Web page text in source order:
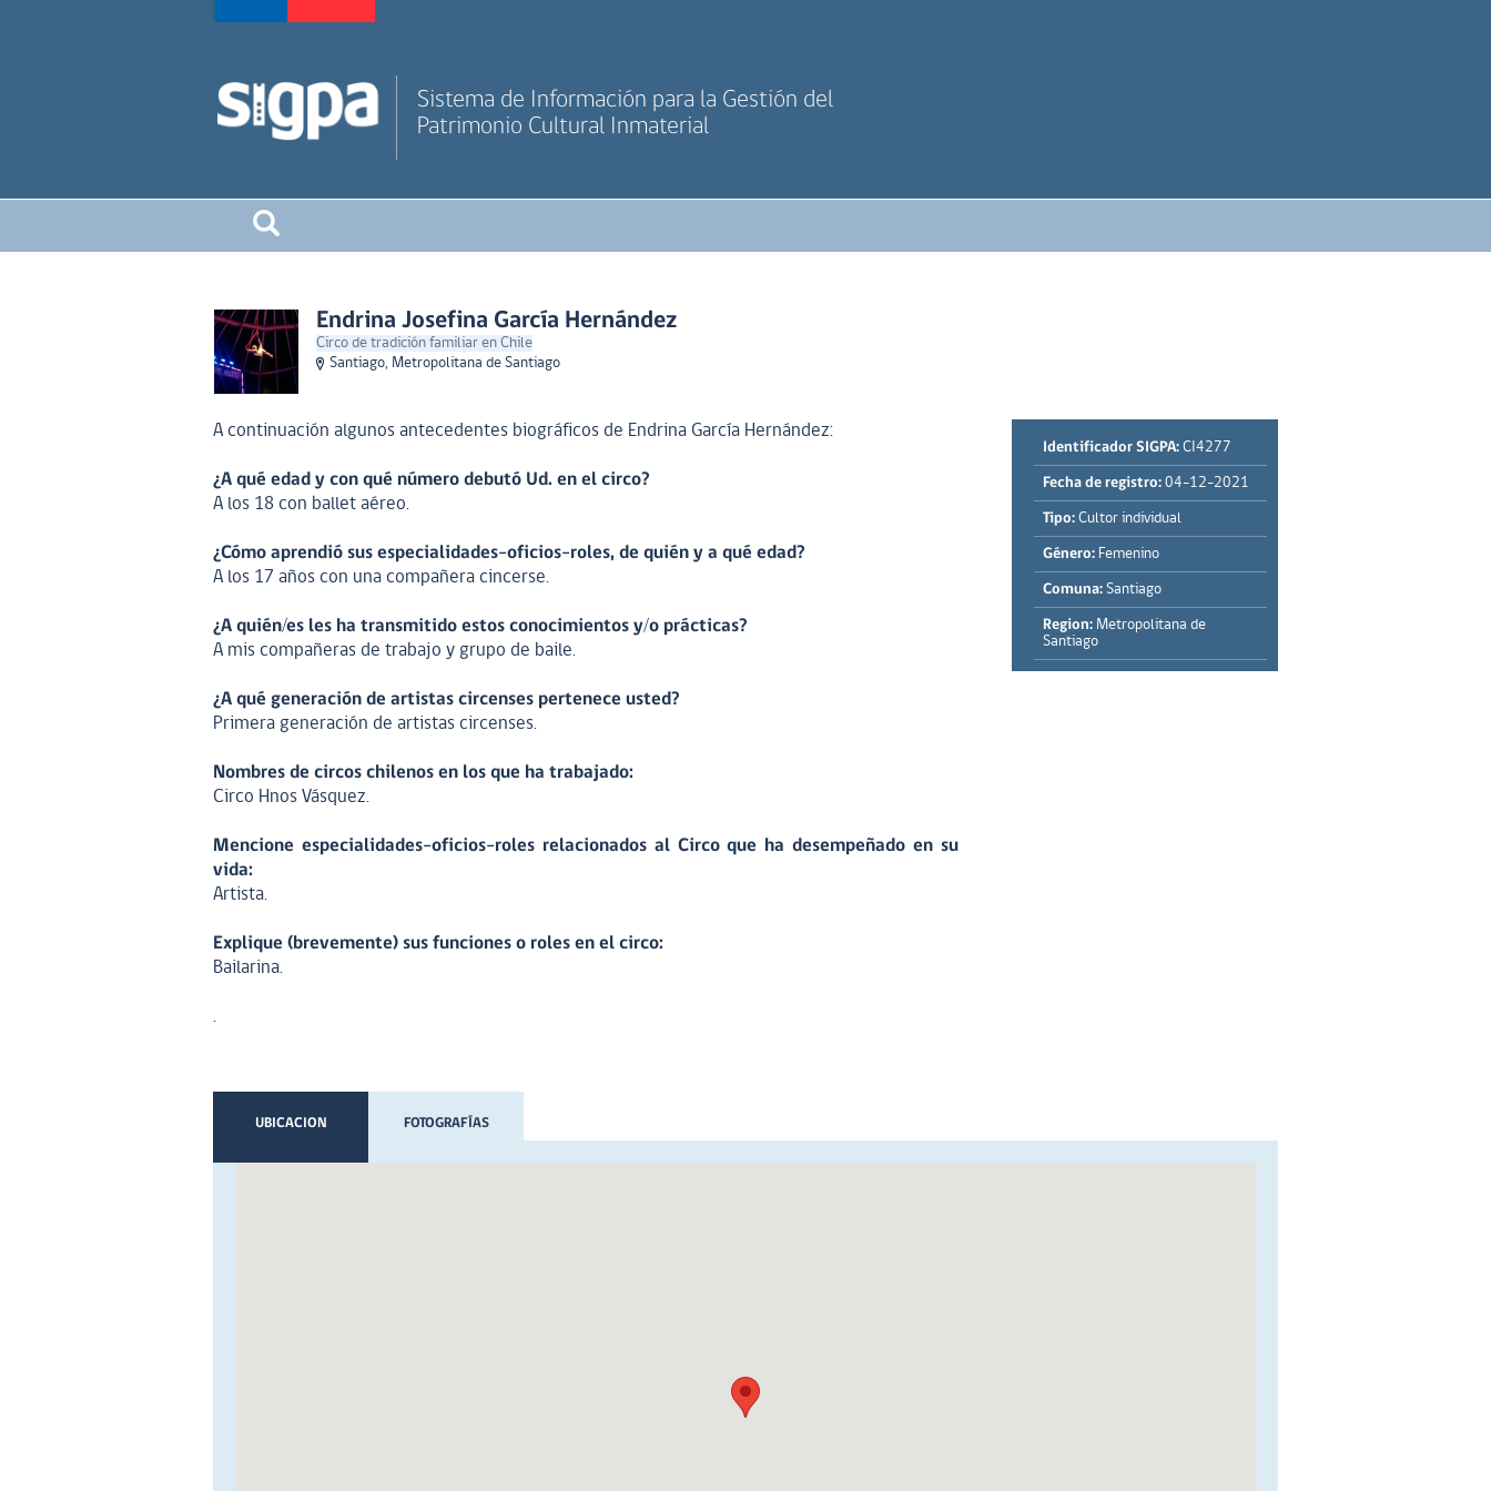
Sistema de Información para la Gestión del
Patrimonio Cultural Inmaterial
Endrina Josefina García Hernández
Circo de tradición familiar en Chile
Santiago, Metropolitana de Santiago
A continuación algunos antecedentes biográficos de Endrina García Hernández:
¿A qué edad y con qué número debutó Ud. en el circo?
A los 18 con ballet aéreo.
¿Cómo aprendió sus especialidades-oficios-roles, de quién y a qué edad?
A los 17 años con una compañera cincerse.
¿A quién/es les ha transmitido estos conocimientos y/o prácticas?
A mis compañeras de trabajo y grupo de baile.
¿A qué generación de artistas circenses pertenece usted?
Primera generación de artistas circenses.
Nombres de circos chilenos en los que ha trabajado:
Circo Hnos Vásquez.
Mencione especialidades-oficios-roles relacionados al Circo que ha desempeñado en su
vida:
Artista.
Explique (brevemente) sus funciones o roles en el circo:
Bailarina.
.
Identificador SIGPA: CI4277
Fecha de registro: 04-12-2021
Tipo: Cultor individual
Género: Femenino
Comuna: Santiago
Region: Metropolitana de
Santiago
UBICACION FOTOGRAFÍAS